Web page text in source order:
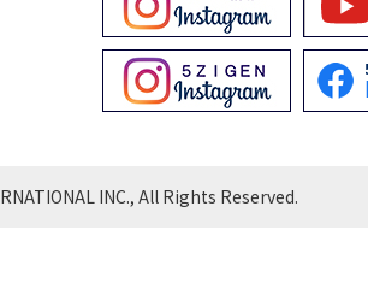
INC., All Rights Reserved.